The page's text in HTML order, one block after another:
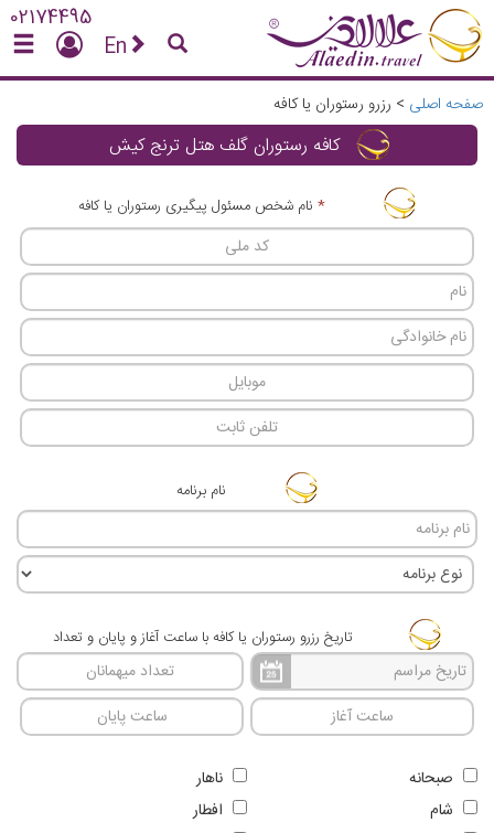
02174495
En
صفحه اصلی > رزرو رستوران یا کافه
کافه رستوران گلف هتل ترنج کیش
* نام شخص مسئول پیگیری رستوران یا کافه
نام برنامه
تاریخ رزرو رستوران یا کافه با ساعت آغاز و پایان و تعداد
صبحانه
ناهار
شام
افطار